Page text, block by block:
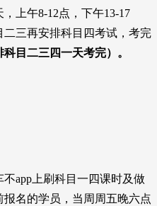
上午8-12点，下午13-17
三再安排科目四考试，考完
科目二三四一天考完）。
app上刷科目一四课时及做
名的学员，当周周五晚六点